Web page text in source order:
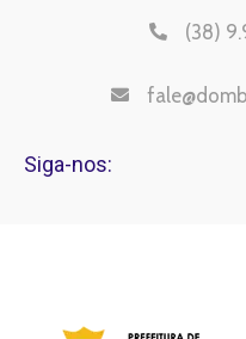
(38)
Siga-nos: